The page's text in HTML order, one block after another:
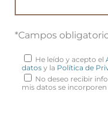
*Campos
He leído y acepto el
datos y la Política de
No deseo recibir
mis datos se incorporen